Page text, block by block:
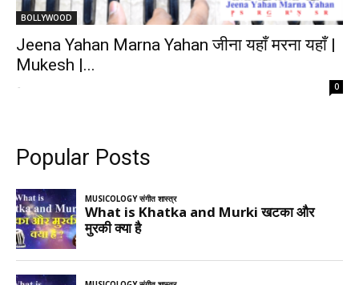
BOLLYWOOD
Jeena Yahan Marna Yahan जीना यहाँ मरना यहाँ |
Mukesh |...
- 0
Popular Posts